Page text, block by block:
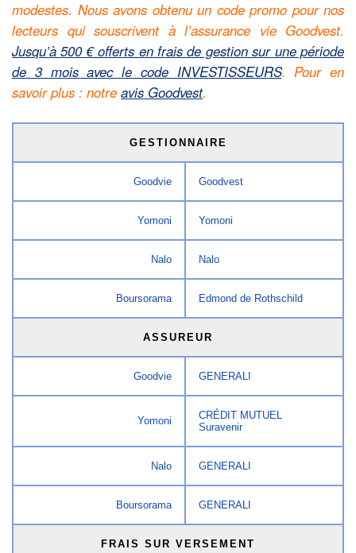
modestes. Nous avons obtenu un code promo pour nos
lecteurs qui souscrivent à l’assurance vie Goodvest.
Jusqu’à 500 € offerts en frais de gestion sur une période
de 3 mois avec le code INVESTISSEURS. Pour en
savoir plus : notre avis Goodvest.
GESTIONNAIRE
Goodvie Goodvest
Yomoni Yomoni
Nalo Nalo
Boursorama Edmond de Rothschild
ASSUREUR
Goodvie GENERALI
Yomoni
CRÉDIT MUTUEL
Suravenir
Nalo GENERALI
Boursorama GENERALI
FRAIS SUR VERSEMENT